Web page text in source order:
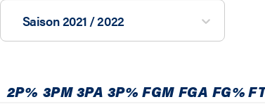
Saison 2021 / 2022
2P% 3PM 3PA 3P% FGM FGA FG%